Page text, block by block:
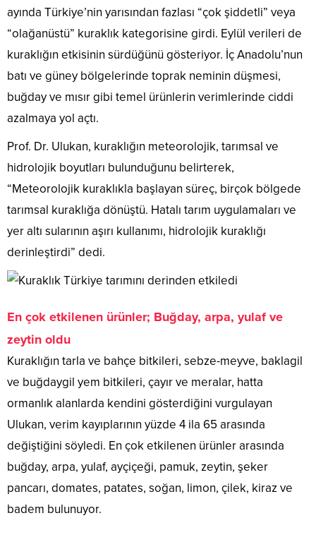
ayında Türkiye’nin yarısından fazlası “çok şiddetli” veya
“olağanüstü” kuraklık kategorisine girdi. Eylül verileri de
kuraklığın etkisinin sürdüğünü gösteriyor. İç Anadolu’nun
batı ve güney bölgelerinde toprak neminin düşmesi,
buğday ve mısır gibi temel ürünlerin verimlerinde ciddi
azalmaya yol açtı.
Prof. Dr. Ulukan, kuraklığın meteorolojik, tarımsal ve
hidrolojik boyutları bulunduğunu belirterek,
“Meteorolojik kuraklıkla başlayan süreç, birçok bölgede
tarımsal kuraklığa dönüştü. Hatalı tarım uygulamaları ve
yer altı sularının aşırı kullanımı, hidrolojik kuraklığı
derinleştirdi” dedi.
En çok etkilenen ürünler; Buğday, arpa, yulaf ve
zeytin oldu
Kuraklığın tarla ve bahçe bitkileri, sebze-meyve, baklagil
ve buğdaygil yem bitkileri, çayır ve meralar, hatta
ormanlık alanlarda kendini gösterdiğini vurgulayan
Ulukan, verim kayıplarının yüzde 4 ila 65 arasında
değiştiğini söyledi. En çok etkilenen ürünler arasında
buğday, arpa, yulaf, ayçiçeği, pamuk, zeytin, şeker
pancarı, domates, patates, soğan, limon, çilek, kiraz ve
badem bulunuyor.